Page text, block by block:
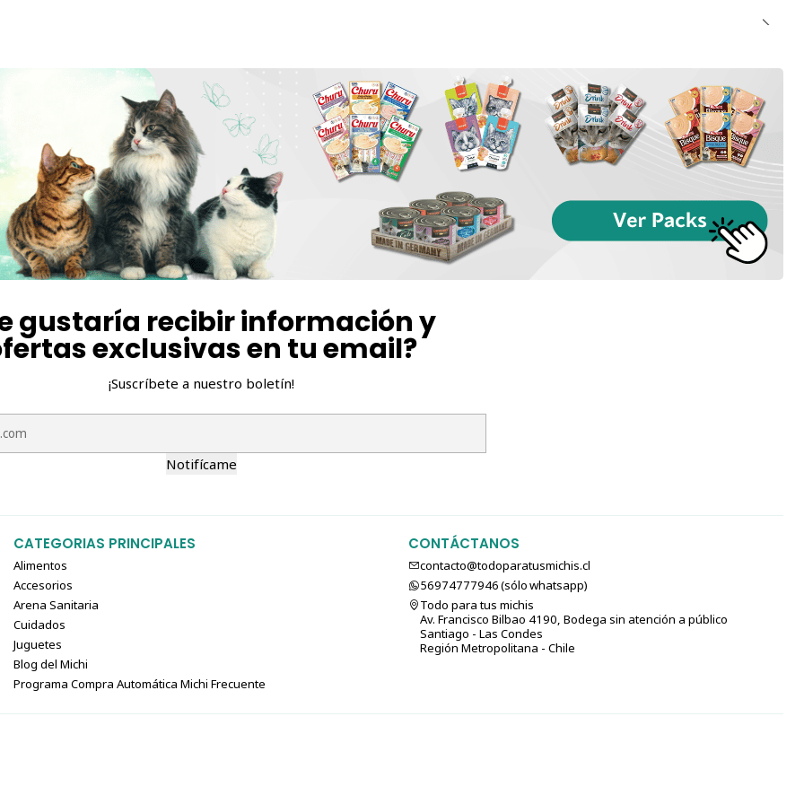
gustaría recibir información y
exclusivas en tu email?
¡Suscríbete a nuestro boletín!
Notifícame
CATEGORIAS PRINCIPALES
Alimentos
Accesorios
Arena Sanitaria
Cuidados
Juguetes
Blog del Michi
Programa Compra Automática Michi Frecuente
CONTÁCTANOS
contacto@todoparatusmichis.cl
56974777946 (sólo⁣⁣⁣⁣⁣​​​​​​​​​​​​​​​ whatsapp)
Todo para tus michis
Av. Francisco Bilbao 4190, Bodega sin atención a público
Santiago - Las Condes
Región Metropolitana - Chile